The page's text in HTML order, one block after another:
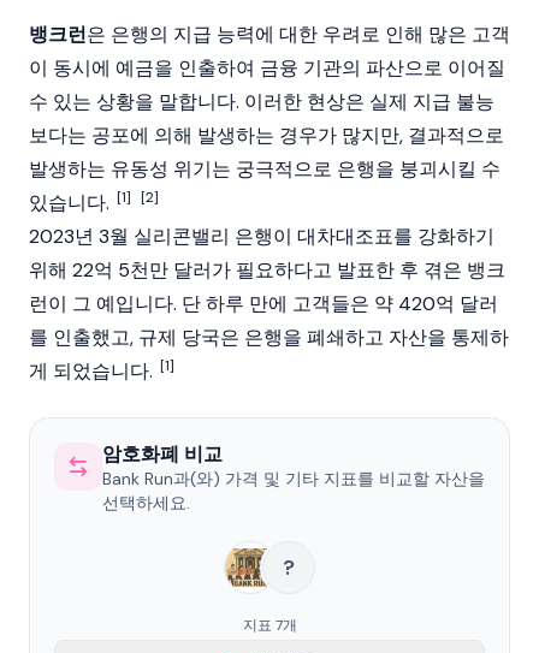
뱅크런은 은행의 지급 능력에 대한 우려로 인해 많은 고객
이 동시에 예금을 인출하여 금융 기관의 파산으로 이어질
수 있는 상황을 말합니다. 이러한 현상은 실제 지급 불능
보다는 공포에 의해 발생하는 경우가 많지만, 결과적으로
발생하는 유동성 위기는 궁극적으로 은행을 붕괴시킬 수
있습니다. [1] [2]
2023년 3월 실리콘밸리 은행이 대차대조표를 강화하기
위해 22억 5천만 달러가 필요하다고 발표한 후 겪은 뱅크
런이 그 예입니다. 단 하루 만에 고객들은 약 420억 달러
를 인출했고, 규제 당국은 은행을 폐쇄하고 자산을 통제하
게 되었습니다. [1]
암호화폐 비교
Bank Run과(와) 가격 및 기타 지표를 비교할 자산을
선택하세요.
?
지표 7개